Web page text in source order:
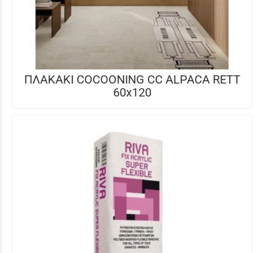
ΠΛΑΚΑΚΙ COCOONING CC ALPACA RETT
60x120